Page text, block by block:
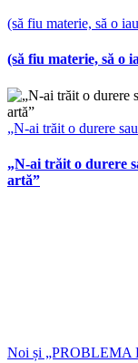
(să fiu materie, să o
(să fiu materie, să o
„N-ai trăit o durere
„N-ai trăit o durere
artă”
Noi și „PROBLEMA